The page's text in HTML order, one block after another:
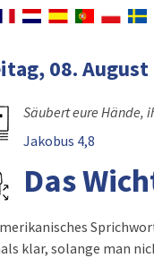
08. August
Säubert eure Hände,
Jakobus 4,8
Das
klar, solange man